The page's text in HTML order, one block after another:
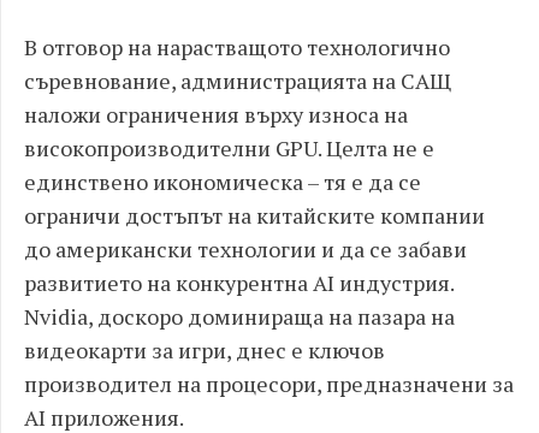
В отговор на нарастващото технологично
съревнование, администрацията на САЩ
наложи ограничения върху износа на
високопроизводителни GPU. Целта не е
единствено икономическа – тя е да се
ограничи достъпът на китайските компании
до американски технологии и да се забави
развитието на конкурентна AI индустрия.
Nvidia, доскоро доминираща на пазара на
видеокарти за игри, днес е ключов
производител на процесори, предназначени за
AI приложения.